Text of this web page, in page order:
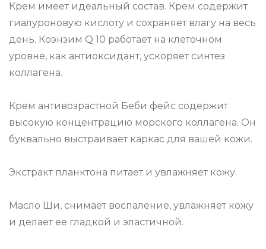
Крем имеет идеальный состав. Крем содержит
гиалуроновую кислоту и сохраняет влагу на весь
день. Коэнзим Q 10 работает на клеточном
уровне, как антиоксидант, ускоряет синтез
коллагена.
Крем антивозрастной Беби фейс содержит
высокую концентрацию морского коллагена. Он
буквально выстраивает каркас для вашей кожи.
Экстракт планктона питает и увлажняет кожу.
Масло Ши, снимает воспаление, увлажняет кожу
и делает ее гладкой и эластичной.